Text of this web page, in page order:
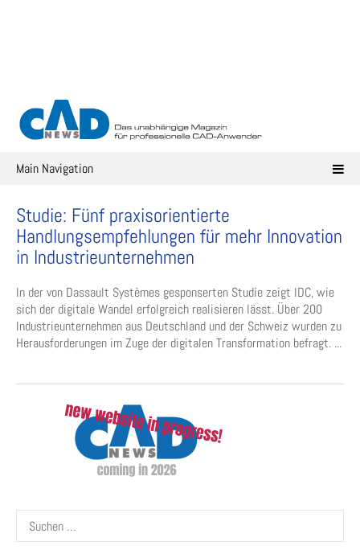
Main Navigation
Studie: Fünf praxisorientierte
Handlungsempfehlungen für mehr Innovation
in Industrieunternehmen
In der von Dassault Systèmes gesponserten Studie zeigt IDC, wie
sich der digitale Wandel erfolgreich realisieren lässt. Über 200
Industrieunternehmen aus Deutschland und der Schweiz wurden zu
Herausforderungen im Zuge der digitalen Transformation befragt. ...
Suchen
nach: